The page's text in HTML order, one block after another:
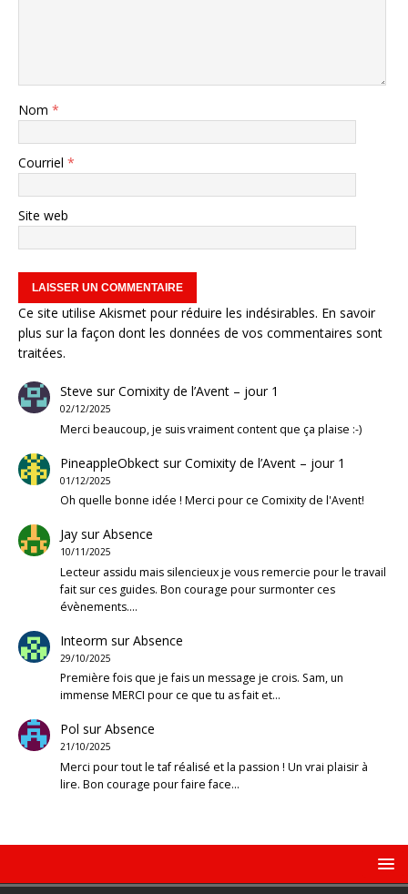
Nom *
Courriel *
Site web
Ce site utilise Akismet pour réduire les indésirables. En savoir
plus sur la façon dont les données de vos commentaires sont
traitées.
Steve surComixity de l’Avent – jour 1
02/12/2025
Merci beaucoup, je suis vraiment content que ça plaise :-)
PineappleObkectsurComixity de l’Avent – jour 1
01/12/2025
Oh quelle bonne idée ! Merci pour ce Comixity de l'Avent!
JaysurAbsence
10/11/2025
Lecteur assidu mais silencieux je vous remercie pour le travail
fait sur ces guides. Bon courage pour surmonter ces
évènements.…
Inteorm surAbsence
29/10/2025
Première fois que je fais un message je crois. Sam, un
immense MERCI pour ce que tu as fait et…
Pol surAbsence
21/10/2025
Merci pour tout le taf réalisé et la passion ! Un vrai plaisir à
lire. Bon courage pour faire face…